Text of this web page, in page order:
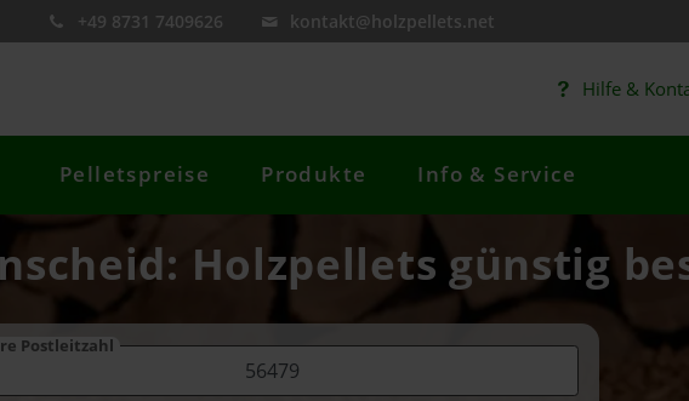
+49 8731 7409626 kontakt@holzpellets.net
Hilfe &
Pelletspreise Produkte Info & Service
Holzpellets günstig
Postleitzahl